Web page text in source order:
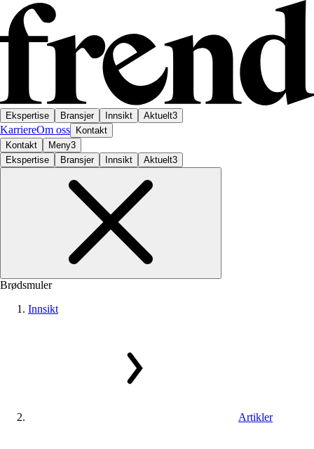
Ekspertise Bransjer Innsikt Aktuelt3
KarriereOm oss
Kontakt
Kontakt
Meny3
Ekspertise
Bransjer Innsikt Aktuelt3
Brødsmuler
Innsikt
Artikler